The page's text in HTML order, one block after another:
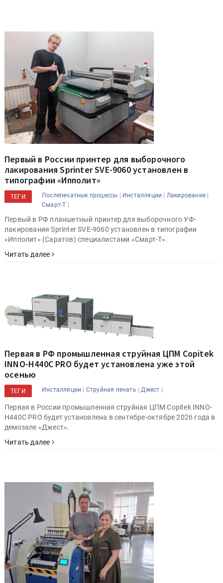
Первый в России принтер для выборочного
лакирования Sprinter SVE-9060 установлен в
типографии «Ипполит»
ТЕГИ Послепечатные процессы | Инсталляции | Лакирование |
Смарт-Т |
Первый в РФ планшетный принтер для выборочного УФ-
лакирования Sprinter SVE-9060 установлен в типографии
«Ипполит» (Саратов) специалистами «Смарт-Т».
Читать далее
Первая в РФ промышленная струйная ЦПМ Copitek
INNO-H440C PRO будет установлена уже этой
осенью
ТЕГИ Инсталляции | Струйная печать | Джест |
Первая в России промышленная струйная ЦПМ Copitek INNO-
H440C PRO будет установлена в сентябре-октябре 2026 года в
демозале «Джест».
Читать далее